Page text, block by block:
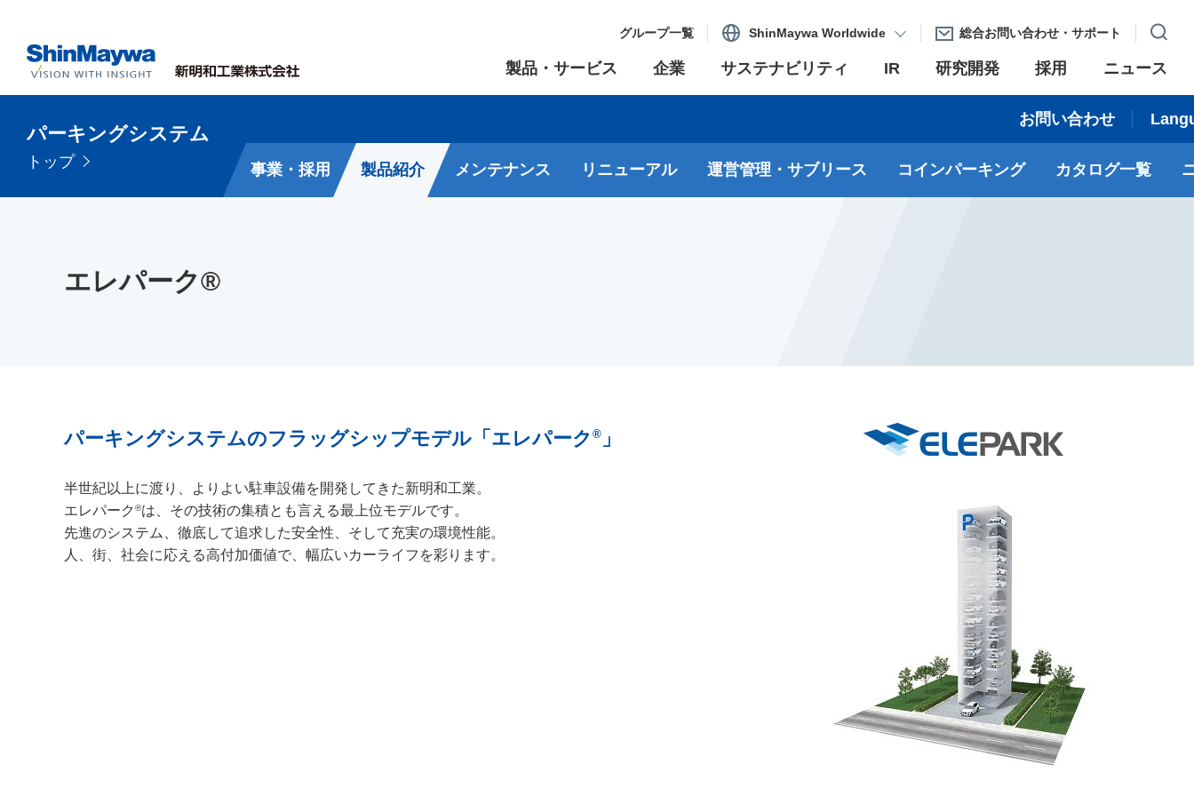
製品・サービス 企業 サステナビリティ IR 研究開発 採用 ニュース
グループ一覧 ShinMaywa Worldwide 総合お問い合わせ・サポート
パーキングシステム
トップ
お問い合わせ
事業・採用 製品紹介 メンテナンス リニューアル 運営管理・サブリース コインパーキング カタログ一覧
エレパーク®
パーキングシステムのフラッグシップモデル「エレパーク ® 」
半世紀以上に渡り、よりよい駐車設備を開発してきた新明和工業。
エレパーク ®は、その技術の集積とも言える最上位モデルです。
先進のシステム、徹底して追求した安全性、そして充実の環境性能。
人、街、社会に応える高付加価値で、幅広いカーライフを彩ります。